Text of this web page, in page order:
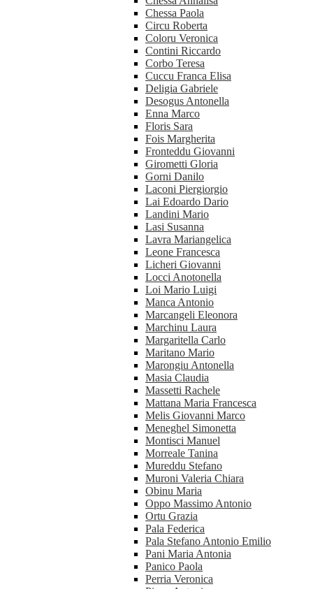
Chessa Paola
Circu Roberta
Coloru Veronica
Contini Riccardo
Corbo Teresa
Cuccu Franca Elisa
Deligia Gabriele
Desogus Antonella
Enna Marco
Floris Sara
Fois Margherita
Fronteddu Giovanni
Girometti Gloria
Gorni Danilo
Laconi Piergiorgio
Lai Edoardo Dario
Landini Mario
Lasi Susanna
Lavra Mariangelica
Leone Francesca
Licheri Giovanni
Locci Anotonella
Loi Mario Luigi
Manca Antonio
Marcangeli Eleonora
Marchinu Laura
Margaritella Carlo
Maritano Mario
Marongiu Antonella
Masia Claudia
Massetti Rachele
Mattana Maria Francesca
Melis Giovanni Marco
Meneghel Simonetta
Montisci Manuel
Morreale Tanina
Mureddu Stefano
Muroni Valeria Chiara
Obinu Maria
Oppo Massimo Antonio
Ortu Grazia
Pala Federica
Pala Stefano Antonio Emilio
Pani Maria Antonia
Panico Paola
Perria Veronica